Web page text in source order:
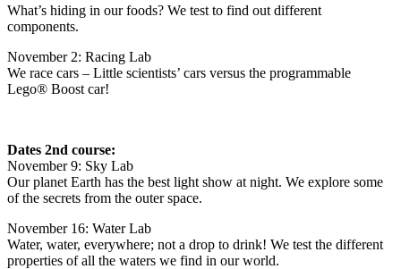
What’s hiding in our foods? We test to find out different
components.
November 2: Racing Lab
We race cars – Little scientists’ cars versus the programmable
Lego® Boost car!
Dates 2nd course:
November 9: Sky Lab
Our planet Earth has the best light show at night. We explore some
of the secrets from the outer space.
November 16: Water Lab
Water, water, everywhere; not a drop to drink! We test the different
properties of all the waters we find in our world.